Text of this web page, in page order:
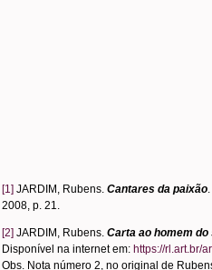
[1] JARDIM, Rubens. Cantares da paixão
2008, p. 21.
[2] JARDIM, Rubens. Carta ao homem do
Disponível na internet em: https://rl.art.br/
Obs. Nota número 2, no original de